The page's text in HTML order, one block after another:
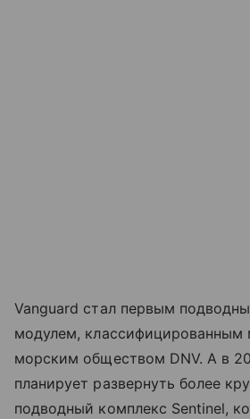
Vanguard стал первым
модулем,
морским обществом DNV. А в
планирует развернуть более
подводный комплекс Sentinel,